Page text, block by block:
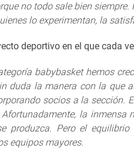
no todo sale bien
lo experimentan, la
deportivo en el que cada
babybasket hemos
duda la manera con la que
socios a la sección.
la
produzca. Pero el
equipos mayores.